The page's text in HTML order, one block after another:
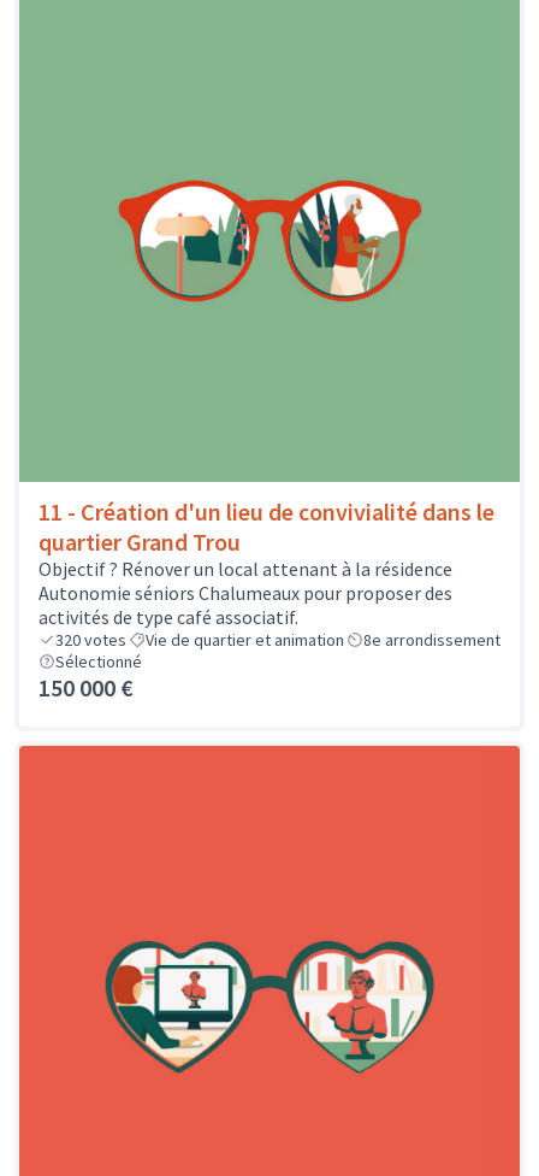
11 - Création d'un lieu de convivialité dans le
quartier Grand Trou
Objectif ? Rénover un local attenant à la résidence
Autonomie séniors Chalumeaux pour proposer des
activités de type café associatif.
320votes Vie de quartier et animation
8e arrondissement
Sélectionné
150 000 €